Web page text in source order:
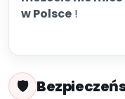
w Polsce !